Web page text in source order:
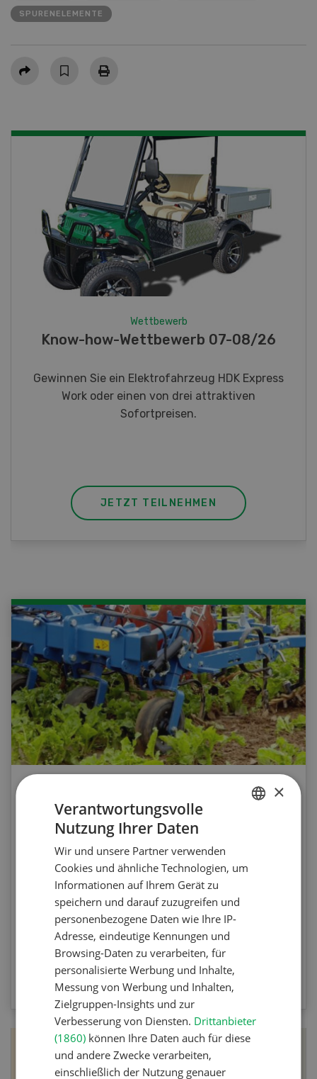
SPURENELEMENTE
Teilen
Fotorätsel 07-08/26
Gewinnen Sie eines von fünf LANDI
Taschenmessern
JETZT TEILNEHMEN
Unkrautbekämpfung
Testen Sie Ihr Wissen. Machen Sie mit am
Agrar-Quiz der UFA-Revue. Die Fragen
beziehen sich auf die Unkrautbekämpfung und
Maschinen zur mechanischen
Unkrautbekämpfung.
ZUM QUIZ
×
Verantwortungsvolle
Nutzung Ihrer Daten
Wir und unsere Partner verwenden
Cookies und ähnliche Technologien, um
Informationen auf Ihrem Gerät zu
speichern und darauf zuzugreifen und
personenbezogene Daten wie Ihre IP-
Adresse, eindeutige Kennungen und
Browsing-Daten zu verarbeiten, für
personalisierte Werbung und Inhalte,
Messung von Werbung und Inhalten,
Zielgruppen-Insights und zur
Verbesserung von Diensten. Drittanbieter
(1860) können Ihre Daten auch für diese
und andere Zwecke verarbeiten,
einschließlich der Nutzung genauer